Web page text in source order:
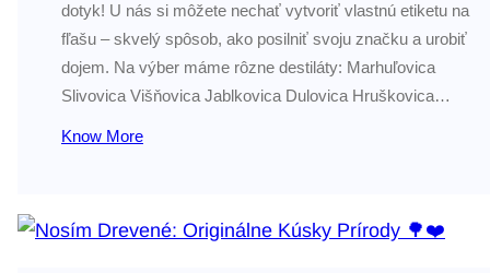
dotyk! U nás si môžete nechať vytvoriť vlastnú etiketu na
fľašu – skvelý spôsob, ako posilniť svoju značku a urobiť
dojem. Na výber máme rôzne destiláty: Marhuľovica
Slivovica Višňovica Jablkovica Dulovica Hruškovica…
Know More